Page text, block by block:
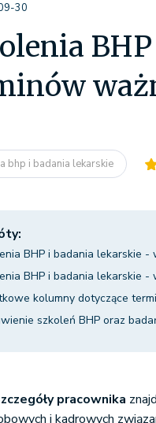
30
bhp i badania lekarskie
BHP i badania lekarskie
BHP i badania lekarskie
kolumny dotyczące
szkoleń BHP oraz
pracownika
i kadrowych